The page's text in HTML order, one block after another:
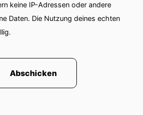
keine IP-Adressen oder andere
Daten. Die Nutzung deines echten
Abschicken